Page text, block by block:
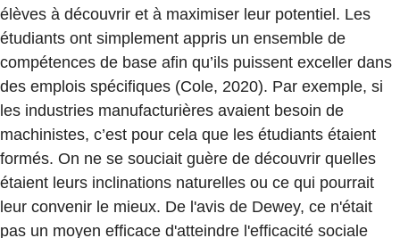
élèves à découvrir et à maximiser leur potentiel. Les
étudiants ont simplement appris un ensemble de
compétences de base afin qu’ils puissent exceller dans
des emplois spécifiques (Cole, 2020). Par exemple, si
les industries manufacturières avaient besoin de
machinistes, c’est pour cela que les étudiants étaient
formés. On ne se souciait guère de découvrir quelles
étaient leurs inclinations naturelles ou ce qui pourrait
leur convenir le mieux. De l'avis de Dewey, ce n'était
pas un moyen efficace d'atteindre l'efficacité sociale